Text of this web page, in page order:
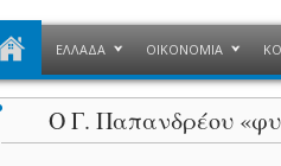
ΕΛΛΑΔΑ ΟΙΚΟΝΟΜΙΑ
Ο Γ. Παπανδρέου